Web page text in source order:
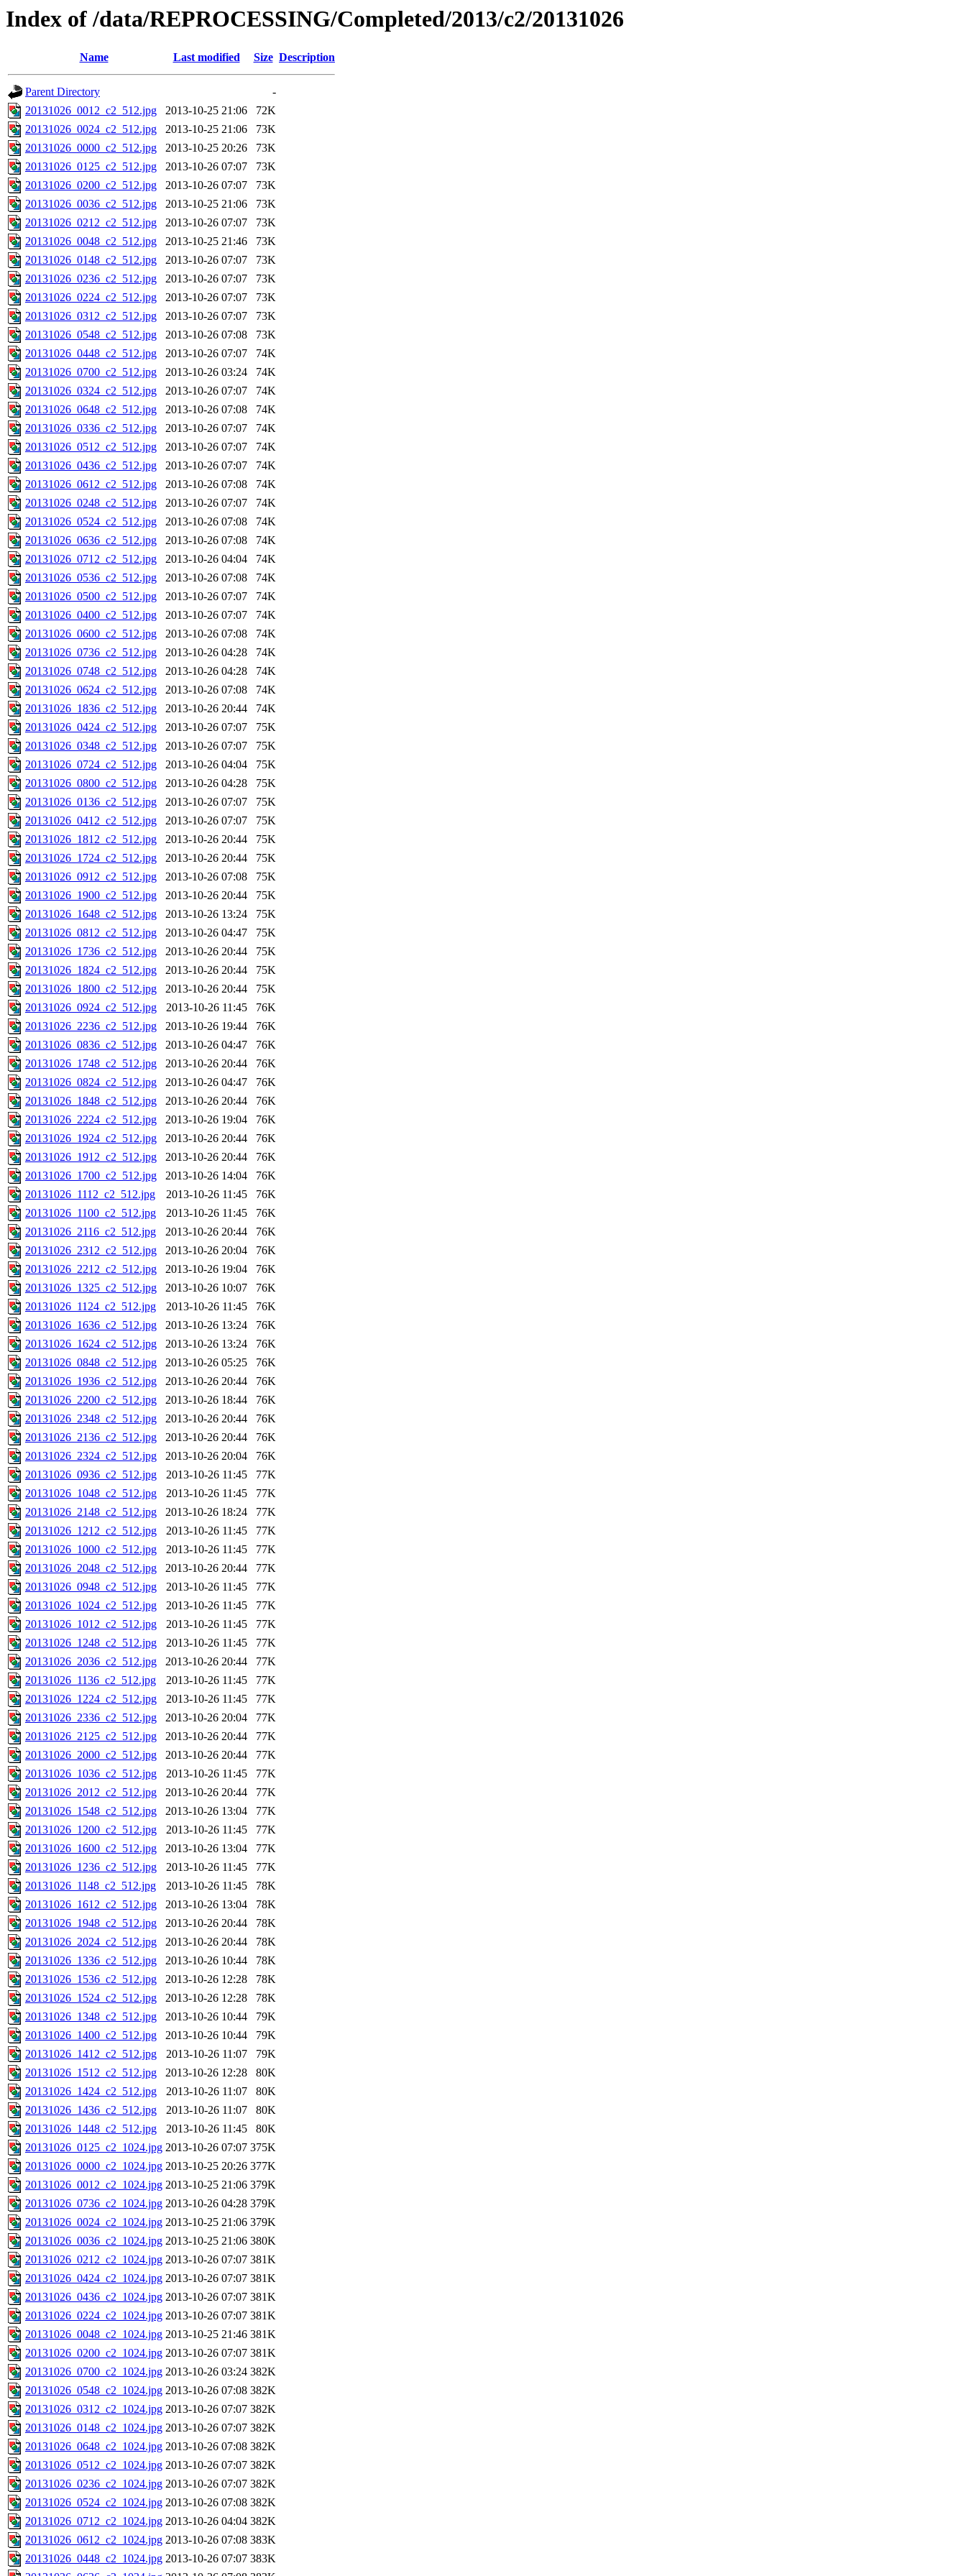
Index of /data/REPROCESSING/Completed/2013/c2/20131026
Name Last modified Size Description
Parent Directory
-
20131026_0012_c2_512.jpg
2013-10-25 21:06
72K
20131026_0024_c2_512.jpg
2013-10-25 21:06
73K
20131026_0000_c2_512.jpg
2013-10-25 20:26
73K
20131026_0125_c2_512.jpg
2013-10-26 07:07
73K
20131026_0200_c2_512.jpg
2013-10-26 07:07
73K
20131026_0036_c2_512.jpg
2013-10-25 21:06
73K
20131026_0212_c2_512.jpg
2013-10-26 07:07
73K
20131026_0048_c2_512.jpg
2013-10-25 21:46
73K
20131026_0148_c2_512.jpg
2013-10-26 07:07
73K
20131026_0236_c2_512.jpg
2013-10-26 07:07
73K
20131026_0224_c2_512.jpg
2013-10-26 07:07
73K
20131026_0312_c2_512.jpg
2013-10-26 07:07
73K
20131026_0548_c2_512.jpg
2013-10-26 07:08
73K
20131026_0448_c2_512.jpg
2013-10-26 07:07
74K
20131026_0700_c2_512.jpg
2013-10-26 03:24
74K
20131026_0324_c2_512.jpg
2013-10-26 07:07
74K
20131026_0648_c2_512.jpg
2013-10-26 07:08
74K
20131026_0336_c2_512.jpg
2013-10-26 07:07
74K
20131026_0512_c2_512.jpg
2013-10-26 07:07
74K
20131026_0436_c2_512.jpg
2013-10-26 07:07
74K
20131026_0612_c2_512.jpg
2013-10-26 07:08
74K
20131026_0248_c2_512.jpg
2013-10-26 07:07
74K
20131026_0524_c2_512.jpg
2013-10-26 07:08
74K
20131026_0636_c2_512.jpg
2013-10-26 07:08
74K
20131026_0712_c2_512.jpg
2013-10-26 04:04
74K
20131026_0536_c2_512.jpg
2013-10-26 07:08
74K
20131026_0500_c2_512.jpg
2013-10-26 07:07
74K
20131026_0400_c2_512.jpg
2013-10-26 07:07
74K
20131026_0600_c2_512.jpg
2013-10-26 07:08
74K
20131026_0736_c2_512.jpg
2013-10-26 04:28
74K
20131026_0748_c2_512.jpg
2013-10-26 04:28
74K
20131026_0624_c2_512.jpg
2013-10-26 07:08
74K
20131026_1836_c2_512.jpg
2013-10-26 20:44
74K
20131026_0424_c2_512.jpg
2013-10-26 07:07
75K
20131026_0348_c2_512.jpg
2013-10-26 07:07
75K
20131026_0724_c2_512.jpg
2013-10-26 04:04
75K
20131026_0800_c2_512.jpg
2013-10-26 04:28
75K
20131026_0136_c2_512.jpg
2013-10-26 07:07
75K
20131026_0412_c2_512.jpg
2013-10-26 07:07
75K
20131026_1812_c2_512.jpg
2013-10-26 20:44
75K
20131026_1724_c2_512.jpg
2013-10-26 20:44
75K
20131026_0912_c2_512.jpg
2013-10-26 07:08
75K
20131026_1900_c2_512.jpg
2013-10-26 20:44
75K
20131026_1648_c2_512.jpg
2013-10-26 13:24
75K
20131026_0812_c2_512.jpg
2013-10-26 04:47
75K
20131026_1736_c2_512.jpg
2013-10-26 20:44
75K
20131026_1824_c2_512.jpg
2013-10-26 20:44
75K
20131026_1800_c2_512.jpg
2013-10-26 20:44
75K
20131026_0924_c2_512.jpg
2013-10-26 11:45
76K
20131026_2236_c2_512.jpg
2013-10-26 19:44
76K
20131026_0836_c2_512.jpg
2013-10-26 04:47
76K
20131026_1748_c2_512.jpg
2013-10-26 20:44
76K
20131026_0824_c2_512.jpg
2013-10-26 04:47
76K
20131026_1848_c2_512.jpg
2013-10-26 20:44
76K
20131026_2224_c2_512.jpg
2013-10-26 19:04
76K
20131026_1924_c2_512.jpg
2013-10-26 20:44
76K
20131026_1912_c2_512.jpg
2013-10-26 20:44
76K
20131026_1700_c2_512.jpg
2013-10-26 14:04
76K
20131026_1112_c2_512.jpg
2013-10-26 11:45
76K
20131026_1100_c2_512.jpg
2013-10-26 11:45
76K
20131026_2116_c2_512.jpg
2013-10-26 20:44
76K
20131026_2312_c2_512.jpg
2013-10-26 20:04
76K
20131026_2212_c2_512.jpg
2013-10-26 19:04
76K
20131026_1325_c2_512.jpg
2013-10-26 10:07
76K
20131026_1124_c2_512.jpg
2013-10-26 11:45
76K
20131026_1636_c2_512.jpg
2013-10-26 13:24
76K
20131026_1624_c2_512.jpg
2013-10-26 13:24
76K
20131026_0848_c2_512.jpg
2013-10-26 05:25
76K
20131026_1936_c2_512.jpg
2013-10-26 20:44
76K
20131026_2200_c2_512.jpg
2013-10-26 18:44
76K
20131026_2348_c2_512.jpg
2013-10-26 20:44
76K
20131026_2136_c2_512.jpg
2013-10-26 20:44
76K
20131026_2324_c2_512.jpg
2013-10-26 20:04
76K
20131026_0936_c2_512.jpg
2013-10-26 11:45
77K
20131026_1048_c2_512.jpg
2013-10-26 11:45
77K
20131026_2148_c2_512.jpg
2013-10-26 18:24
77K
20131026_1212_c2_512.jpg
2013-10-26 11:45
77K
20131026_1000_c2_512.jpg
2013-10-26 11:45
77K
20131026_2048_c2_512.jpg
2013-10-26 20:44
77K
20131026_0948_c2_512.jpg
2013-10-26 11:45
77K
20131026_1024_c2_512.jpg
2013-10-26 11:45
77K
20131026_1012_c2_512.jpg
2013-10-26 11:45
77K
20131026_1248_c2_512.jpg
2013-10-26 11:45
77K
20131026_2036_c2_512.jpg
2013-10-26 20:44
77K
20131026_1136_c2_512.jpg
2013-10-26 11:45
77K
20131026_1224_c2_512.jpg
2013-10-26 11:45
77K
20131026_2336_c2_512.jpg
2013-10-26 20:04
77K
20131026_2125_c2_512.jpg
2013-10-26 20:44
77K
20131026_2000_c2_512.jpg
2013-10-26 20:44
77K
20131026_1036_c2_512.jpg
2013-10-26 11:45
77K
20131026_2012_c2_512.jpg
2013-10-26 20:44
77K
20131026_1548_c2_512.jpg
2013-10-26 13:04
77K
20131026_1200_c2_512.jpg
2013-10-26 11:45
77K
20131026_1600_c2_512.jpg
2013-10-26 13:04
77K
20131026_1236_c2_512.jpg
2013-10-26 11:45
77K
20131026_1148_c2_512.jpg
2013-10-26 11:45
78K
20131026_1612_c2_512.jpg
2013-10-26 13:04
78K
20131026_1948_c2_512.jpg
2013-10-26 20:44
78K
20131026_2024_c2_512.jpg
2013-10-26 20:44
78K
20131026_1336_c2_512.jpg
2013-10-26 10:44
78K
20131026_1536_c2_512.jpg
2013-10-26 12:28
78K
20131026_1524_c2_512.jpg
2013-10-26 12:28
78K
20131026_1348_c2_512.jpg
2013-10-26 10:44
79K
20131026_1400_c2_512.jpg
2013-10-26 10:44
79K
20131026_1412_c2_512.jpg
2013-10-26 11:07
79K
20131026_1512_c2_512.jpg
2013-10-26 12:28
80K
20131026_1424_c2_512.jpg
2013-10-26 11:07
80K
20131026_1436_c2_512.jpg
2013-10-26 11:07
80K
20131026_1448_c2_512.jpg
2013-10-26 11:45
80K
20131026_0125_c2_1024.jpg 2013-10-26 07:07 375K
20131026_0000_c2_1024.jpg 2013-10-25 20:26 377K
20131026_0012_c2_1024.jpg 2013-10-25 21:06 379K
20131026_0736_c2_1024.jpg 2013-10-26 04:28 379K
20131026_0024_c2_1024.jpg 2013-10-25 21:06 379K
20131026_0036_c2_1024.jpg 2013-10-25 21:06 380K
20131026_0212_c2_1024.jpg 2013-10-26 07:07 381K
20131026_0424_c2_1024.jpg 2013-10-26 07:07 381K
20131026_0436_c2_1024.jpg 2013-10-26 07:07 381K
20131026_0224_c2_1024.jpg 2013-10-26 07:07 381K
20131026_0048_c2_1024.jpg 2013-10-25 21:46 381K
20131026_0200_c2_1024.jpg 2013-10-26 07:07 381K
20131026_0700_c2_1024.jpg 2013-10-26 03:24 382K
20131026_0548_c2_1024.jpg 2013-10-26 07:08 382K
20131026_0312_c2_1024.jpg 2013-10-26 07:07 382K
20131026_0148_c2_1024.jpg 2013-10-26 07:07 382K
20131026_0648_c2_1024.jpg 2013-10-26 07:08 382K
20131026_0512_c2_1024.jpg 2013-10-26 07:07 382K
20131026_0236_c2_1024.jpg 2013-10-26 07:07 382K
20131026_0524_c2_1024.jpg 2013-10-26 07:08 382K
20131026_0712_c2_1024.jpg 2013-10-26 04:04 382K
20131026_0612_c2_1024.jpg 2013-10-26 07:08 383K
20131026_0448_c2_1024.jpg 2013-10-26 07:07 383K